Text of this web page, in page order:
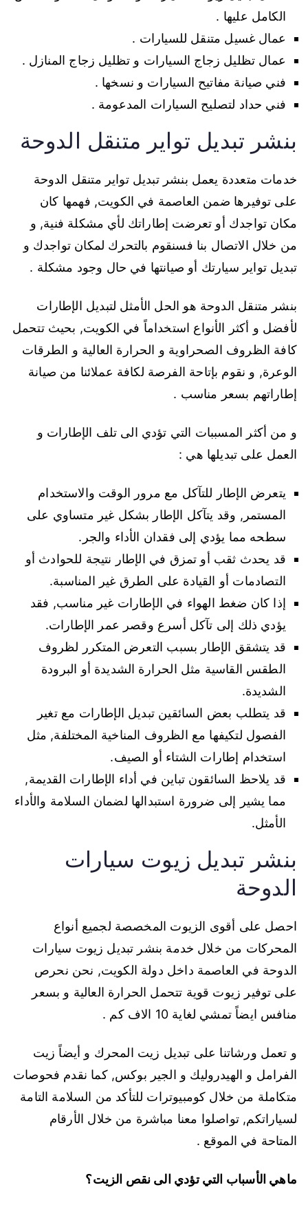
الكامل عليها .
عمال غسيل متنقل للسيارات .
عمال تظليل زجاج السيارات و تظليل زجاج المنازل .
فني صيانة مفاتيح السيارات و نسخها .
فني حداد لتصليح السيارات المدعومة .
بنشر تبديل تواير متنقل الدوحة
خدمات متعددة يعمل بنشر تبديل تواير متنقل الدوحة
على توفيرها ضمن العاصمة في الكويت, فهمها كان
مكان تواجدك أو تعرضت إطاراتك لأي مشكلة فنية, و
من خلال الاتصال بنا فسنقوم بالتحرك لمكان تواجدك و
تبديل تواير سيارتك أو صيانتها في حال وجود مشكلة .
بنشر متنقل الدوحة هو الحل الأمثل لتبديل الإطارات
لأفضل و أكثر الأنواع استخداماً في الكويت, بحيث تتحمل
كافة الظروف الصحراوية و الحرارة العالية و الطرقات
الوعرة, و نقوم بإتاحة الفرصة لكافة عملائنا من صيانة
إطاراتهم بسعر مناسب .
و من أكثر المسببات التي تؤدي الى تلف الإطارات و
العمل على تبديلها هي :
يتعرض الإطار للتآكل مع مرور الوقت والاستخدام
المستمر, وقد يتآكل الإطار بشكل غير متساوي على
سطحه مما يؤدي إلى فقدان الأداء والجر.
قد يحدث ثقب أو تمزق في الإطار نتيجة للحوادث أو
التصادمات أو القيادة على الطرق غير المناسبة.
إذا كان ضغط الهواء في الإطارات غير مناسب, فقد
يؤدي ذلك إلى تآكل أسرع وقصر عمر الإطارات.
قد يتشقق الإطار بسبب التعرض المتكرر لظروف
الطقس القاسية مثل الحرارة الشديدة أو البرودة
الشديدة.
قد يتطلب بعض السائقين تبديل الإطارات مع تغير
الفصول لتكيفها مع الظروف المناخية المختلفة, مثل
استخدام إطارات الشتاء أو الصيف.
قد يلاحظ السائقون تباين في أداء الإطارات القديمة,
مما يشير إلى ضرورة استبدالها لضمان السلامة والأداء
الأمثل.
بنشر تبديل زيوت سيارات
الدوحة
احصل على أقوى الزيوت المخصصة لجميع أنواع
المحركات من خلال خدمة بنشر تبديل زيوت سيارات
الدوحة في العاصمة داخل دولة الكويت, نحن نحرص
على توفير زيوت قوية تتحمل الحرارة العالية و بسعر
منافس ايضاً تمشي لغاية 10 الاف كم .
و تعمل ورشاتنا على تبديل زيت المحرك و أيضاً زيت
الفرامل و الهيدروليك و الجير بوكس, كما نقدم فحوصات
متكاملة من خلال كومبيوترات للتأكد من السلامة التامة
لسياراتكم, تواصلوا معنا مباشرة من خلال الأرقام
المتاحة في الموقع .
ماهي الأسباب التي تؤدي الى نقص الزيت؟